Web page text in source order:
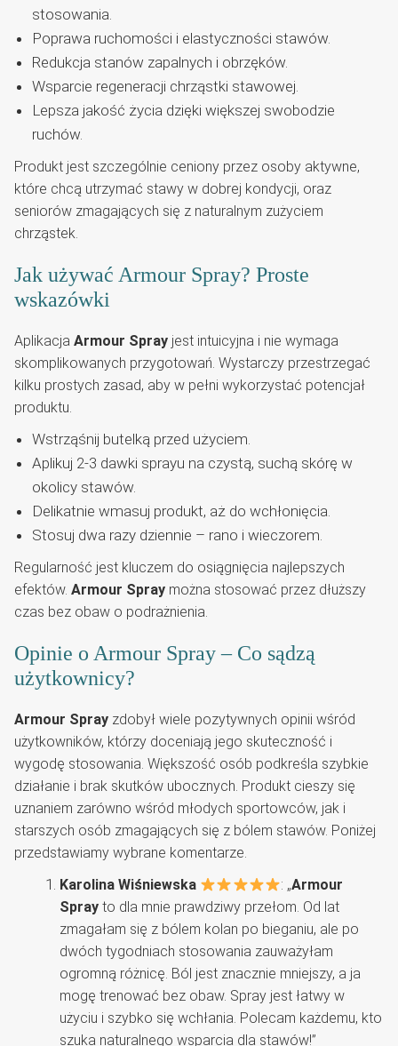
stosowania.
Poprawa ruchomości i elastyczności stawów.
Redukcja stanów zapalnych i obrzęków.
Wsparcie regeneracji chrząstki stawowej.
Lepsza jakość życia dzięki większej swobodzie
ruchów.
Produkt jest szczególnie ceniony przez osoby aktywne,
które chcą utrzymać stawy w dobrej kondycji, oraz
seniorów zmagających się z naturalnym zużyciem
chrząstek.
Jak używać Armour Spray? Proste
wskazówki
Aplikacja Armour Spray jest intuicyjna i nie wymaga
skomplikowanych przygotowań. Wystarczy przestrzegać
kilku prostych zasad, aby w pełni wykorzystać potencjał
produktu.
Wstrząśnij butelką przed użyciem.
Aplikuj 2-3 dawki sprayu na czystą, suchą skórę w
okolicy stawów.
Delikatnie wmasuj produkt, aż do wchłonięcia.
Stosuj dwa razy dziennie – rano i wieczorem.
Regularność jest kluczem do osiągnięcia najlepszych
efektów. Armour Spray można stosować przez dłuższy
czas bez obaw o podrażnienia.
Opinie o Armour Spray – Co sądzą
użytkownicy?
Armour Spray zdobył wiele pozytywnych opinii wśród
użytkowników, którzy doceniają jego skuteczność i
wygodę stosowania. Większość osób podkreśla szybkie
działanie i brak skutków ubocznych. Produkt cieszy się
uznaniem zarówno wśród młodych sportowców, jak i
starszych osób zmagających się z bólem stawów. Poniżej
przedstawiamy wybrane komentarze.
Karolina Wiśniewska
: „Armour
Spray to dla mnie prawdziwy przełom. Od lat
zmagałam się z bólem kolan po bieganiu, ale po
dwóch tygodniach stosowania zauważyłam
ogromną różnicę. Ból jest znacznie mniejszy, a ja
mogę trenować bez obaw. Spray jest łatwy w
użyciu i szybko się wchłania. Polecam każdemu, kto
szuka naturalnego wsparcia dla stawów!”